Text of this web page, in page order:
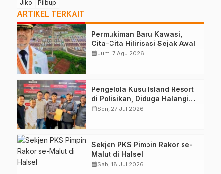
Jiko
Pilbup
ARTIKEL TERKAIT
Permukiman Baru Kawasi,
Cita-Cita Hilirisasi Sejak Awal
calendar_monthJum, 7 Agu 2026
Pengelola Kusu Island Resort
di Polisikan, Diduga Halangi
Kerja Jurnalis
calendar_monthSen, 27 Jul 2026
Sekjen PKS Pimpin Rakor se-
Malut di Halsel
calendar_monthSab, 18 Jul 2026